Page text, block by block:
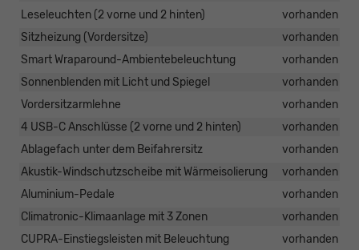
Leseleuchten (2 vorne und 2 hinten)
vorhanden
Sitzheizung (Vordersitze)
vorhanden
Smart Wraparound-Ambientebeleuchtung
vorhanden
Sonnenblenden mit Licht und Spiegel
vorhanden
Vordersitzarmlehne
vorhanden
4 USB-C Anschlüsse (2 vorne und 2 hinten)
vorhanden
Ablagefach unter dem Beifahrersitz
vorhanden
Akustik-Windschutzscheibe mit Wärmeisolierung
vorhanden
Aluminium-Pedale
vorhanden
Climatronic-Klimaanlage mit 3 Zonen
vorhanden
CUPRA-Einstiegsleisten mit Beleuchtung
vorhanden